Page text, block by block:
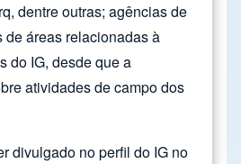
dentre outras; agências de
de áreas relacionadas à
do IG, desde que a
atividades de campo dos
divulgado no perfil do IG no